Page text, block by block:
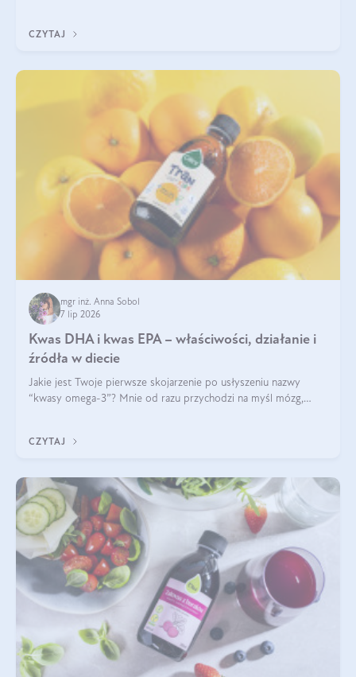
CZYTAJ
mgr inż. Anna Sobol
7 lip 2026
Kwas DHA i kwas EPA – właściwości, działanie i
źródła w diecie
Jakie jest Twoje pierwsze skojarzenie po usłyszeniu nazwy
“kwasy omega-3”? Mnie od razu przychodzi na myśl mózg,
EPA.
CZYTAJ